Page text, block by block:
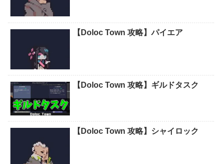
【Doloc Town 攻略】パイエア
【Doloc Town 攻略】ギルドタスク
【Doloc Town 攻略】シャイロック